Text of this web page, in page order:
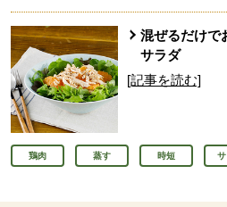
混ぜるだけで
サラダ
[記事を読む]
鶏肉 蒸す 時短